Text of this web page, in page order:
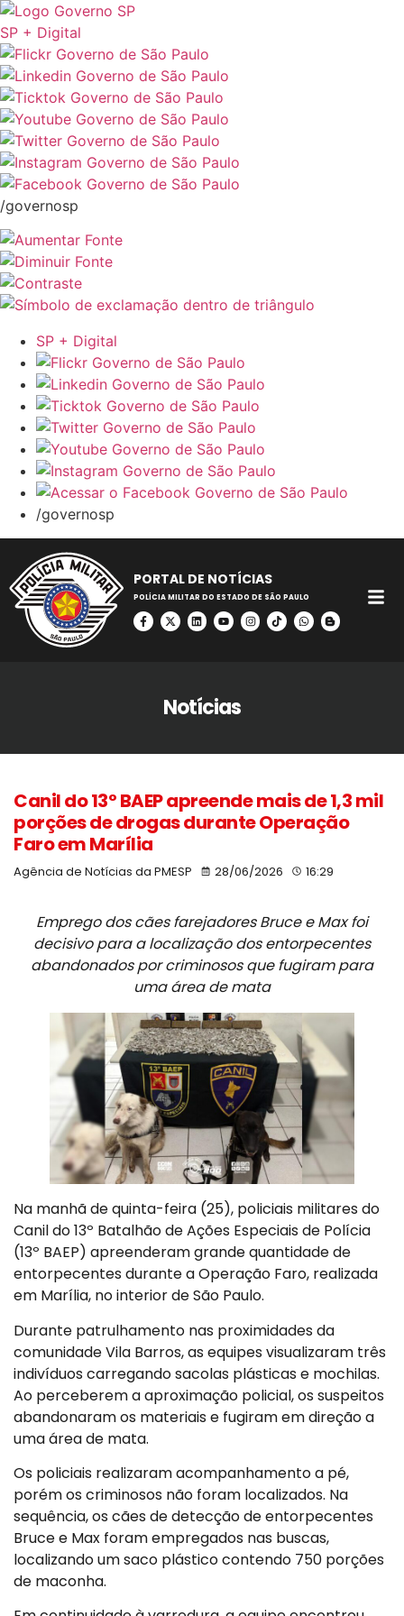
SP + Digital
/governosp
SP + Digital
/governosp
PORTAL DE NOTÍCIAS
POLÍCIA MILITAR DO ESTADO DE SÃO PAULO
Notícias
Canil do 13º BAEP apreende mais de 1,3 mil
porções de drogas durante Operação
Faro em Marília
Agência de Notícias da PMESP 28/06/2026 16:29
Emprego dos cães farejadores Bruce e Max foi
decisivo para a localização dos entorpecentes
abandonados por criminosos que fugiram para
uma área de mata
Na manhã de quinta-feira (25), policiais militares do
Canil do 13º Batalhão de Ações Especiais de Polícia
(13º BAEP) apreenderam grande quantidade de
entorpecentes durante a Operação Faro, realizada
em Marília, no interior de São Paulo.
Durante patrulhamento nas proximidades da
comunidade Vila Barros, as equipes visualizaram três
indivíduos carregando sacolas plásticas e mochilas.
Ao perceberem a aproximação policial, os suspeitos
abandonaram os materiais e fugiram em direção a
uma área de mata.
Os policiais realizaram acompanhamento a pé,
porém os criminosos não foram localizados. Na
sequência, os cães de detecção de entorpecentes
Bruce e Max foram empregados nas buscas,
localizando um saco plástico contendo 750 porções
de maconha.